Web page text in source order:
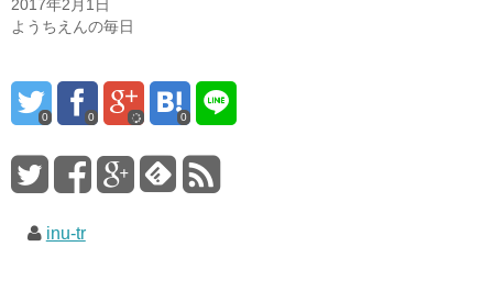
2017年2月1日
ようちえんの毎日
0 0 0
inu-tr